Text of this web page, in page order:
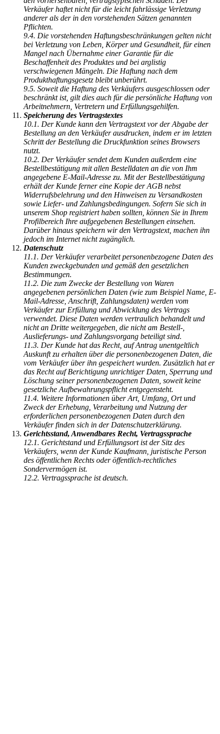
Verkäufer haftet nicht für die leicht fahrlässige Verletzung
anderer als der in den vorstehenden Sätzen genannten
Pflichten.
9.4. Die vorstehenden Haftungsbeschränkungen gelten nicht
bei Verletzung von Leben, Körper und Gesundheit, für einen
Mangel nach Übernahme einer Garantie für die
Beschaffenheit des Produktes und bei arglistig
verschwiegenen Mängeln. Die Haftung nach dem
Produkthaftungsgesetz bleibt unberührt.
9.5. Soweit die Haftung des Verkäufers ausgeschlossen oder
beschränkt ist, gilt dies auch für die persönliche Haftung von
Arbeitnehmern, Vertretern und Erfüllungsgehilfen.
Speicherung des Vertragstextes
10.1. Der Kunde kann den Vertragstext vor der Abgabe der
Bestellung an den Verkäufer ausdrucken, indem er im letzten
Schritt der Bestellung die Druckfunktion seines Browsers
nutzt.
10.2. Der Verkäufer sendet dem Kunden außerdem eine
Bestellbestätigung mit allen Bestelldaten an die von Ihm
angegebene E-Mail-Adresse zu. Mit der Bestellbestätigung
erhält der Kunde ferner eine Kopie der AGB nebst
Widerrufsbelehrung und den Hinweisen zu Versandkosten
sowie Liefer- und Zahlungsbedingungen. Sofern Sie sich in
unserem Shop registriert haben sollten, können Sie in Ihrem
Profilbereich Ihre aufgegebenen Bestellungen einsehen.
Darüber hinaus speichern wir den Vertragstext, machen ihn
jedoch im Internet nicht zugänglich.
Datenschutz
11.1. Der Verkäufer verarbeitet personenbezogene Daten des
Kunden zweckgebunden und gemäß den gesetzlichen
Bestimmungen.
11.2. Die zum Zwecke der Bestellung von Waren
angegebenen persönlichen Daten (wie zum Beispiel Name, E-
Mail-Adresse, Anschrift, Zahlungsdaten) werden vom
Verkäufer zur Erfüllung und Abwicklung des Vertrags
verwendet. Diese Daten werden vertraulich behandelt und
nicht an Dritte weitergegeben, die nicht am Bestell-,
Auslieferungs- und Zahlungsvorgang beteiligt sind.
11.3. Der Kunde hat das Recht, auf Antrag unentgeltlich
Auskunft zu erhalten über die personenbezogenen Daten, die
vom Verkäufer über ihn gespeichert wurden. Zusätzlich hat er
das Recht auf Berichtigung unrichtiger Daten, Sperrung und
Löschung seiner personenbezogenen Daten, soweit keine
gesetzliche Aufbewahrungspflicht entgegensteht.
11.4. Weitere Informationen über Art, Umfang, Ort und
Zweck der Erhebung, Verarbeitung und Nutzung der
erforderlichen personenbezogenen Daten durch den
Verkäufer finden sich in der Datenschutzerklärung.
Gerichtsstand, Anwendbares Recht, Vertragssprache
12.1. Gerichtstand und Erfüllungsort ist der Sitz des
Verkäufers, wenn der Kunde Kaufmann, juristische Person
des öffentlichen Rechts oder öffentlich-rechtliches
Sondervermögen ist.
12.2. Vertragssprache ist deutsch.